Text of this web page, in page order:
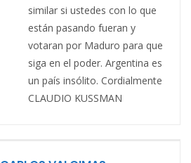
similar si ustedes con lo que
están pasando fueran y
votaran por Maduro para que
siga en el poder. Argentina es
un país insólito. Cordialmente
CLAUDIO KUSSMAN